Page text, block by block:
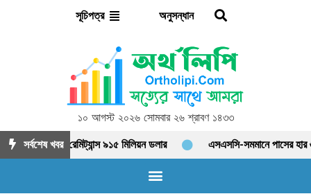
সূচিপত্র অনুসন্ধান
১০ আগস্ট ২০২৬ সোমবার ২৬ শ্রাবণ ১৪৩৩
সর্বশেষ খবর
আগস্টে রেমিট্যান্স ৯১৫ মিলিয়ন ডলার এসএসসি-সমমানে পাসের